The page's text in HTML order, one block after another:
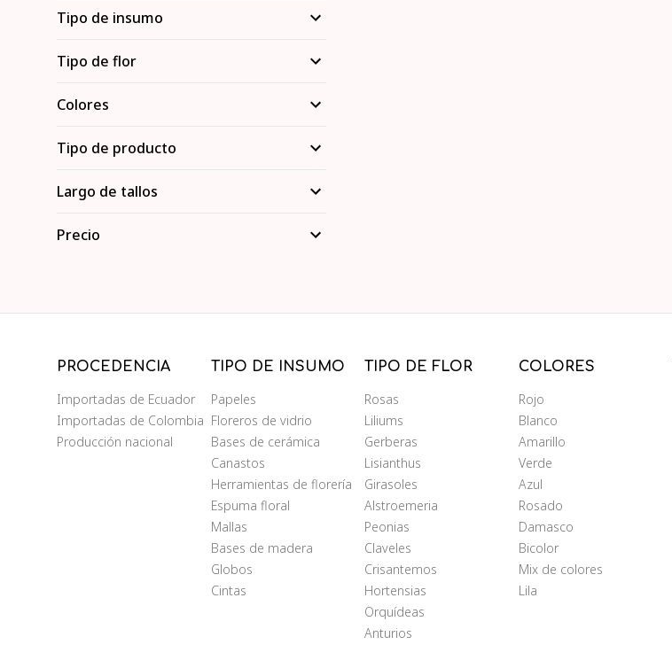
Tipo de insumo
Tipo de flor
Colores
Tipo de producto
Largo de tallos
Precio
PROCEDENCIA
Importadas de Ecuador
Importadas de Colombia
Producción nacional
TIPO DE INSUMO
Papeles
Floreros de vidrio
Bases de cerámica
Canastos
Herramientas de florería
Espuma floral
Mallas
Bases de madera
Globos
Cintas
TIPO DE FLOR
Rosas
Liliums
Gerberas
Lisianthus
Girasoles
Alstroemeria
Peonias
Claveles
Crisantemos
Hortensias
Orquídeas
Anturios
COLORES
Rojo
Blanco
Amarillo
Verde
Azul
Rosado
Damasco
Bicolor
Mix de colores
Lila